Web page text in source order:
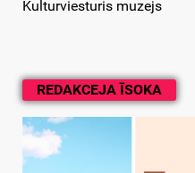
REDAKCEJA ĪSOKA